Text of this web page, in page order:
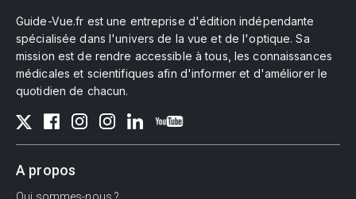
Guide-Vue.fr est une entreprise d'édition indépendante
spécialisée dans l'univers de la vue et de l'optique. Sa
mission est de rendre accessible à tous, les connaissances
médicales et scientifiques afin d'informer et d'améliorer le
quotidien de chacun.
A propos